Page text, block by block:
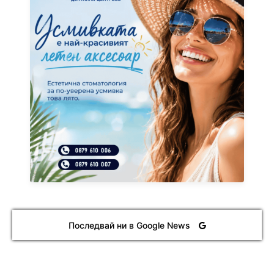
Последвай ни в Google News